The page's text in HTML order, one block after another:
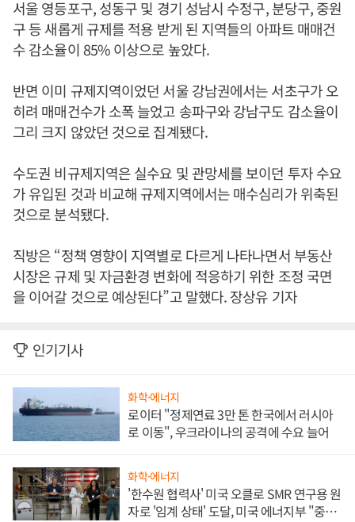
서울 영등포구, 성동구 및 경기 성남시 수정구, 분당구, 중원
구 등 새롭게 규제를 적용 받게 된 지역들의 아파트 매매건
수 감소율이 85% 이상으로 높았다.
반면 이미 규제지역이었던 서울 강남권에서는 서초구가 오
히려 매매건수가 소폭 늘었고 송파구와 강남구도 감소율이
그리 크지 않았던 것으로 집계됐다.
수도권 비규제지역은 실수요 및 관망세를 보이던 투자 수요
가 유입된 것과 비교해 규제지역에서는 매수심리가 위축된
것으로 분석됐다.
직방은 “정책 영향이 지역별로 다르게 나타나면서 부동산
시장은 규제 및 자금환경 변화에 적응하기 위한 조정 국면
을 이어갈 것으로 예상된다”고 말했다. 장상유 기자
인기기사
화학·에너지
로이터 "정제연료 3만 톤 한국에서 러시아
로 이동", 우크라이나의 공격에 수요 늘어
화학·에너지
'한수원 협력사' 미국 오클로 SMR 연구용 원
자로 '임계 상태' 도달, 미국 에너지부 "중요